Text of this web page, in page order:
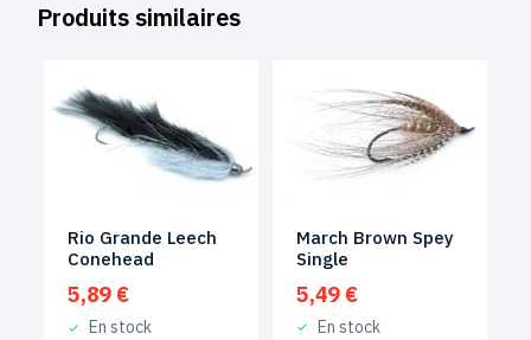
Produits similaires
Rio Grande Leech
Conehead
5,89 €
En stock
March Brown Spey
Single
5,49 €
En stock